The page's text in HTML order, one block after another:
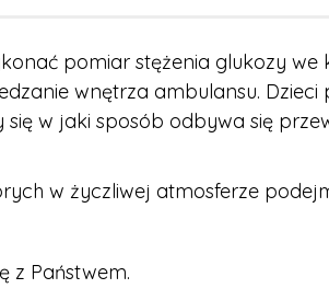
pomiar stężenia glukozy we
wnętrza ambulansu. Dzieci
się w jaki sposób odbywa się
w życzliwej atmosferze
z Państwem.